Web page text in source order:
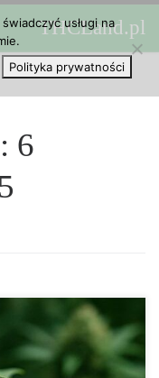
THCLand.pl
6
Automatic
usługi na
Polityka prywatności